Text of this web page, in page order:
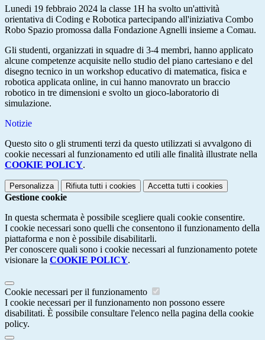
Lunedi 19 febbraio 2024 la classe 1H ha svolto un'attività
orientativa di Coding e Robotica partecipando all'iniziativa Combo
Robo Spazio promossa dalla Fondazione Agnelli insieme a Comau.
Gli studenti, organizzati in squadre di 3-4 membri, hanno applicato
alcune competenze acquisite nello studio del piano cartesiano e del
disegno tecnico in un workshop educativo di matematica, fisica e
robotica applicata online, in cui hanno manovrato un braccio
robotico in tre dimensioni e svolto un gioco-laboratorio di
simulazione.
Notizie
Questo sito o gli strumenti terzi da questo utilizzati si avvalgono di
cookie necessari al funzionamento ed utili alle finalità illustrate nella
COOKIE POLICY.
Personalizza Rifiuta tutti i cookies Accetta tutti i cookies
Gestione cookie
In questa schermata è possibile scegliere quali cookie consentire.
I cookie necessari sono quelli che consentono il funzionamento della
piattaforma e non è possibile disabilitarli.
Per conoscere quali sono i cookie necessari al funzionamento potete
visionare la COOKIE POLICY.
Cookie necessari per il funzionamento
I cookie necessari per il funzionamento non possono essere
disabilitati. È possibile consultare l'elenco nella pagina della cookie
policy.